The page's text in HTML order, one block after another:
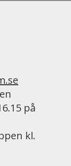
på
kl.